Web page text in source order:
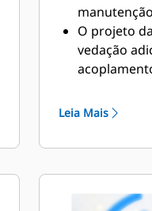
O projeto
vedação
A posição
o suporte e
direção da
Leia Mais